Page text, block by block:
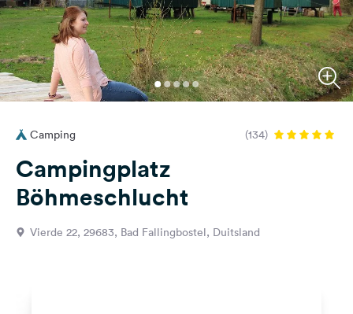
Partners
Registreren
Inloggen
Vragen &
Feedback
Taal:
Camping (134)
Campingplatz
Böhmeschlucht
Vierde 22, 29683, Bad Fallingbostel, Duitsland